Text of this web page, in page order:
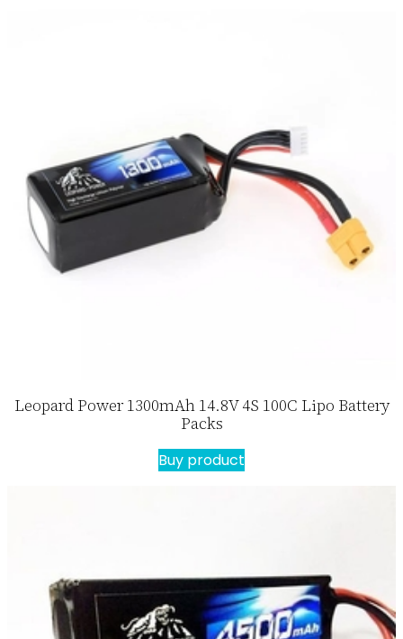
Leopard Power 1300mAh 14.8V 4S 100C Lipo Battery
Packs
Buy product